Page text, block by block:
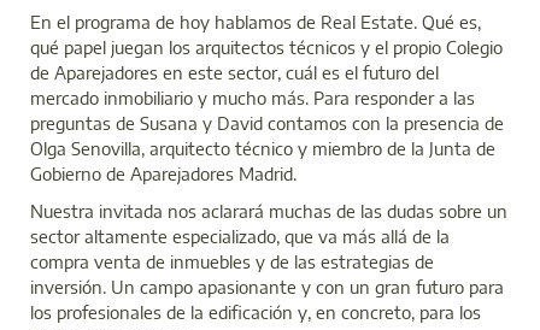
En el programa de hoy hablamos de Real Estate. Qué es,
qué papel juegan los arquitectos técnicos y el propio Colegio
de Aparejadores en este sector, cuál es el futuro del
mercado inmobiliario y mucho más. Para responder a las
preguntas de Susana y David contamos con la presencia de
Olga Senovilla, arquitecto técnico y miembro de la Junta de
Gobierno de Aparejadores Madrid.
Nuestra invitada nos aclarará muchas de las dudas sobre un
sector altamente especializado, que va más allá de la
compra venta de inmuebles y de las estrategias de
inversión. Un campo apasionante y con un gran futuro para
los profesionales de la edificación y, en concreto, para los